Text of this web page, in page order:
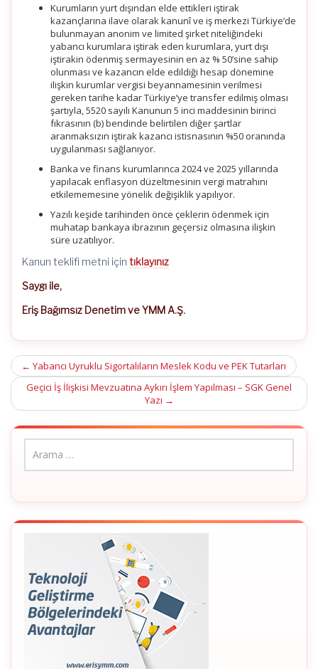
Kurumların yurt dışından elde ettikleri iştirak
kazançlarına ilave olarak kanunî ve iş merkezi Türkiye’de
bulunmayan anonim ve limited şirket niteliğindeki
yabancı kurumlara iştirak eden kurumlara, yurt dışı
iştirakin ödenmiş sermayesinin en az % 50’sine sahip
olunması ve kazancın elde edildiği hesap dönemine
ilişkin kurumlar vergisi beyannamesinin verilmesi
gereken tarihe kadar Türkiye’ye transfer edilmiş olması
şartıyla, 5520 sayılı Kanunun 5 inci maddesinin birinci
fıkrasının (b) bendinde belirtilen diğer şartlar
aranmaksızın iştirak kazancı istisnasının %50 oranında
uygulanması sağlanıyor.
Banka ve finans kurumlarınca 2024 ve 2025 yıllarında
yapılacak enflasyon düzeltmesinin vergi matrahını
etkilememesine yönelik değişiklik yapılıyor.
Yazılı keşide tarihinden önce çeklerin ödenmek için
muhatap bankaya ibrazının geçersiz olmasına ilişkin
süre uzatılıyor.
Kanun teklifi metni için tıklayınız
Saygı ile,
Eriş Bağımsız Denetim ve YMM A.Ş.
Post
navigation
← Yabancı Uyruklu Sigortalıların Meslek Kodu ve PEK Tutarları
Geçici İş İlişkisi Mevzuatına Aykırı İşlem Yapılması – SGK Genel
Yazı →